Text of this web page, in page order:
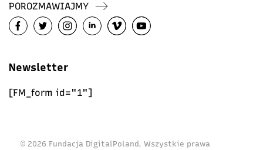
POROZMAWIAJMY
Newsletter
[FM_form id="1"]
© 2026 Fundacja DigitalPoland. Wszystkie prawa